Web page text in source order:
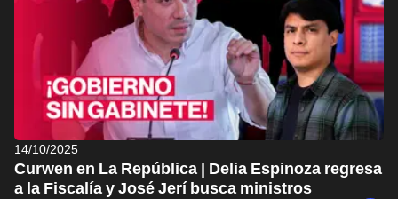
14/10/2025
Curwen en La República | Delia Espinoza regresa
a la Fiscalía y José Jerí busca ministros